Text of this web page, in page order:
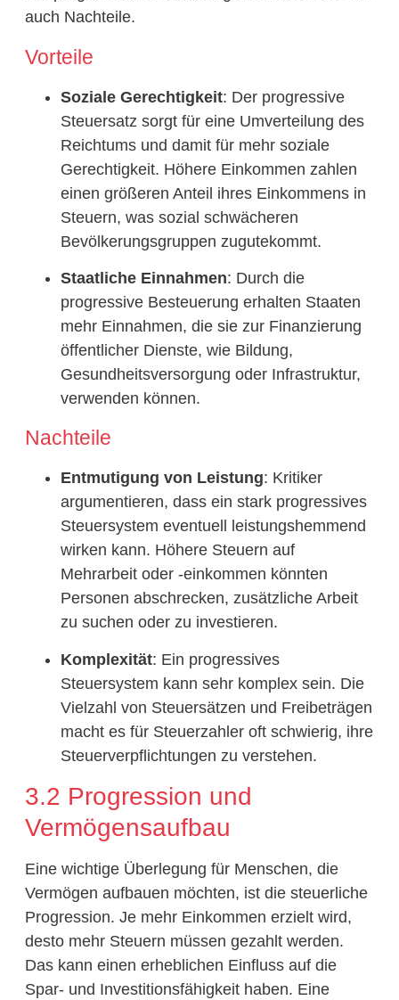
auch Nachteile.
Vorteile
Soziale Gerechtigkeit: Der progressive
Steuersatz sorgt für eine Umverteilung des
Reichtums und damit für mehr soziale
Gerechtigkeit. Höhere Einkommen zahlen
einen größeren Anteil ihres Einkommens in
Steuern, was sozial schwächeren
Bevölkerungsgruppen zugutekommt.
Staatliche Einnahmen: Durch die
progressive Besteuerung erhalten Staaten
mehr Einnahmen, die sie zur Finanzierung
öffentlicher Dienste, wie Bildung,
Gesundheitsversorgung oder Infrastruktur,
verwenden können.
Nachteile
Entmutigung von Leistung: Kritiker
argumentieren, dass ein stark progressives
Steuersystem eventuell leistungshemmend
wirken kann. Höhere Steuern auf
Mehrarbeit oder -einkommen könnten
Personen abschrecken, zusätzliche Arbeit
zu suchen oder zu investieren.
Komplexität: Ein progressives
Steuersystem kann sehr komplex sein. Die
Vielzahl von Steuersätzen und Freibeträgen
macht es für Steuerzahler oft schwierig, ihre
Steuerverpflichtungen zu verstehen.
3.2 Progression und
Vermögensaufbau
Eine wichtige Überlegung für Menschen, die
Vermögen aufbauen möchten, ist die steuerliche
Progression. Je mehr Einkommen erzielt wird,
desto mehr Steuern müssen gezahlt werden.
Das kann einen erheblichen Einfluss auf die
Spar- und Investitionsfähigkeit haben. Eine